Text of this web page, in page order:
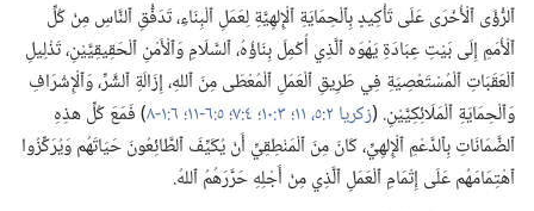
ٱلرُّؤَى ٱلْأُخْرَى عَلَى تَأْكِيدٍ بِٱلْحِمَايَةِ ٱلْإِلهِيَّةِ لِعَمَلِ ٱلْبِنَاءِ،‏ تَدَفُّقِ ٱلنَّاسِ مِنْ كُلِّ
ٱلْأُمَمِ إِلَى بَيْتِ عِبَادَةِ يَهْوَه ٱلَّذِي أُكْمِلَ بِنَاؤُهُ،‏ ٱلسَّلَامِ وَٱلْأَمْنِ ٱلْحَقِيقِيَّيْنِ،‏ تَذْلِيلِ
ٱلْعَقَبَاتِ ٱلْمُسْتَعْصِيَةِ فِي طَرِيقِ ٱلْعَمَلِ ٱلْمُعْطَى مِنَ ٱللهِ،‏ إِزَالَةِ ٱلشَّرِّ،‏ وَٱلْإِشْرَافِ
وَٱلْحِمَايَةِ ٱلْمَلَائِكِيَّيْنِ.‏ (‏زكريا ٢:‏٥،‏
‏)‏ فَمَعَ كُلِّ هذِهِ
ٱلضَّمَانَاتِ بِٱلدَّعْمِ ٱلْإِلهِيِّ،‏ كَانَ مِنَ ٱلْمَنْطِقِيِّ أَنْ يُكَيِّفَ ٱلطَّائِعُونَ حَيَاتَهُم وَيُرَكِّزُوا
ٱهْتِمَامَهُم عَلَى إِتْمَامِ ٱلْعَمَلِ ٱلَّذِي مِنْ أَجْلِهِ حَرَّرَهُمُ ٱللهُ.‏